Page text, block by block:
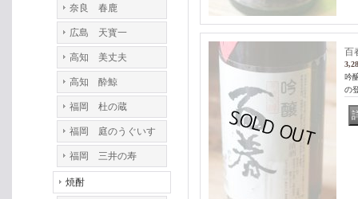
奈良 春鹿
広島 天寳一
高知 美丈夫
高知 酔鯨
福岡 杜の蔵
福岡 庭のうぐいす
福岡 三井の寿
焼酎
百
吟
の